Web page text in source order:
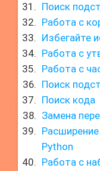
Поиск
Работа с
Избегайте
Работа с
Работа с
Поиск
Поиск кода
Замена
Python
Работа с